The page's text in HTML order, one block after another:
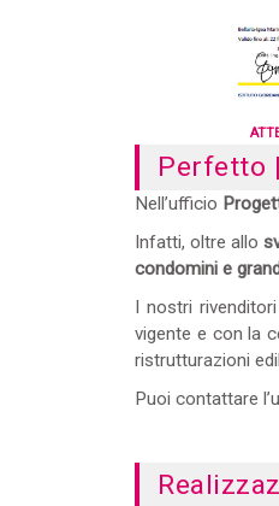
Perfetto
Nell’ufficio
Infatti, oltre allo
condomini e
I nostri
vigente e con la
ristrutturazioni
Puoi contattare